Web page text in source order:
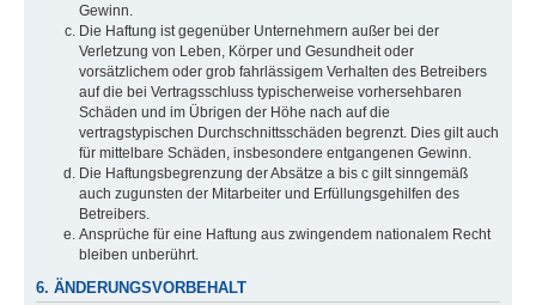
Gewinn.
Die Haftung ist gegenüber Unternehmern außer bei der
Verletzung von Leben, Körper und Gesundheit oder
vorsätzlichem oder grob fahrlässigem Verhalten des Betreibers
auf die bei Vertragsschluss typischerweise vorhersehbaren
Schäden und im Übrigen der Höhe nach auf die
vertragstypischen Durchschnittsschäden begrenzt. Dies gilt auch
für mittelbare Schäden, insbesondere entgangenen Gewinn.
Die Haftungsbegrenzung der Absätze a bis c gilt sinngemäß
auch zugunsten der Mitarbeiter und Erfüllungsgehilfen des
Betreibers.
Ansprüche für eine Haftung aus zwingendem nationalem Recht
bleiben unberührt.
6. ÄNDERUNGSVORBEHALT